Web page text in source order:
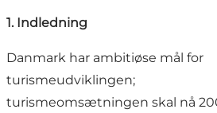
1. Indledning
Danmark har ambitiøse mål for
turismeudviklingen;
turismeomsætningen skal nå